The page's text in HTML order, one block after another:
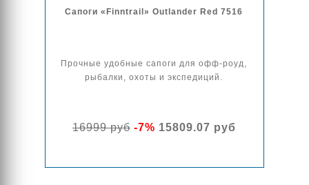
Сапоги «Finntrail» Outlander Red 7516
Прочные удобные сапоги для офф-роуд,
рыбалки, охоты и экспедиций.
16999 руб-7% 15809.07 руб